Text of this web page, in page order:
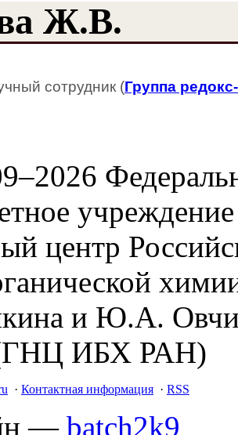
Ж.В.
сотрудник (Группа
центр
и Ю.А.
ИБХ РАН)
· Контактная информация · RSS
— batch2k9